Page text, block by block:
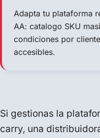
Adapta tu plataforma
AA: catalogo SKU
condiciones por
accesibles.
Si gestionas la
carry, una